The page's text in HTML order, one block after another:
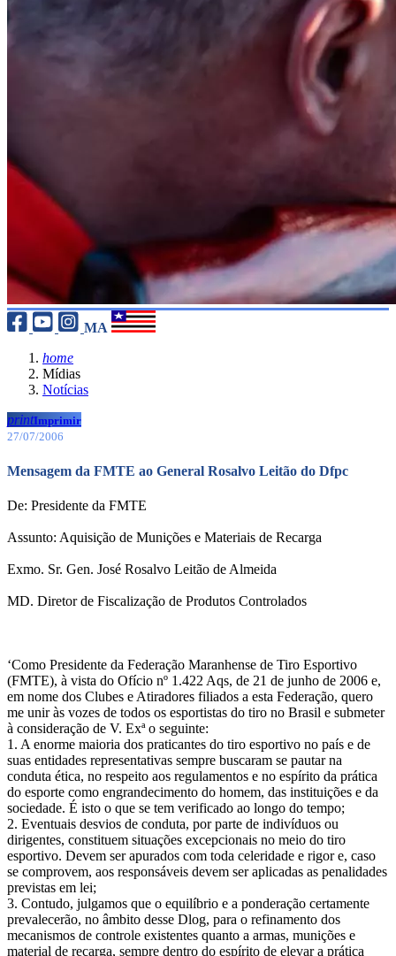
MA
home
Mídias
Notícias
printImprimir
27/07/2006
Mensagem da FMTE ao General Rosalvo Leitão do Dfpc
De: Presidente da FMTE
Assunto: Aquisição de Munições e Materiais de Recarga
Exmo. Sr. Gen. José Rosalvo Leitão de Almeida
MD. Diretor de Fiscalização de Produtos Controlados
‘Como Presidente da Federação Maranhense de Tiro Esportivo
(FMTE), à vista do Ofício nº 1.422 Aqs, de 21 de junho de 2006 e,
em nome dos Clubes e Atiradores filiados a esta Federação, quero
me unir às vozes de todos os esportistas do tiro no Brasil e submeter
à consideração de V. Exª o seguinte:
1. A enorme maioria dos praticantes do tiro esportivo no país e de
suas entidades representativas sempre buscaram se pautar na
conduta ética, no respeito aos regulamentos e no espírito da prática
do esporte como engrandecimento do homem, das instituições e da
sociedade. É isto o que se tem verificado ao longo do tempo;
2. Eventuais desvios de conduta, por parte de indivíduos ou
dirigentes, constituem situações excepcionais no meio do tiro
esportivo. Devem ser apurados com toda celeridade e rigor e, caso
se comprovem, aos responsáveis devem ser aplicadas as penalidades
previstas em lei;
3. Contudo, julgamos que o equilíbrio e a ponderação certamente
prevalecerão, no âmbito desse Dlog, para o refinamento dos
mecanismos de controle existentes quanto a armas, munições e
material de recarga, sempre dentro do espírito de elevar a prática